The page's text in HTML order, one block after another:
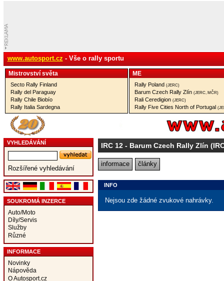
www.autosport.cz - Vše o rally sportu
Mistrovství­ světa
Secto Rally Finland
Rally del Paraguay
Rally Chile Biobío
Rally Italia Sardegna
ME
Rally Poland (JERC)
Barum Czech Rally Zlín (JERC, MČR)
Rali Ceredigion (JERC)
Rally Five Cities North of Portugal
VYHLEDÁVÁNÍ
Rozšířené vyhledávání
SOUKROMÁ INZERCE
Auto/Moto
Díly/Servis
Služby
Různé
INFORMACE
Novinky
Nápověda
O Autosport.cz
IRC 12- Barum Czech Rally Zlín
informace články
INFO
Nejsou zde žádné zvukové nahrávky.